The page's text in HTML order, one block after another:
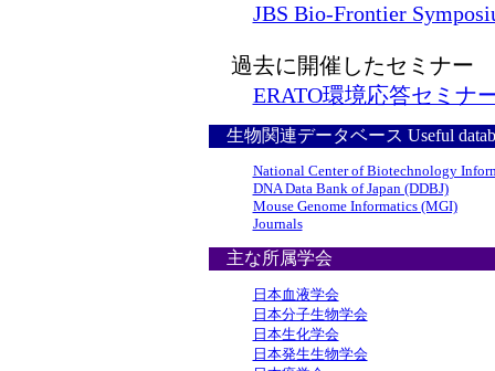
JBS Bio-Frontier
過去に開催したセミナー
ERATO環境応答セミナ
生物関連データベース Useful
National Center of Biotechnology
DNA Data Bank of Japan (DDBJ)
Mouse Genome Informatics (MGI)
Journals
主な所属学会
日本血液学会
日本分子生物学会
日本生化学会
日本発生生物学会